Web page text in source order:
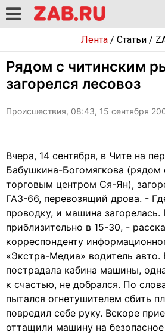
Лента/ Статьи/
Рядом с читинским
загорелся лесовоз
Происшествия, 08:43, 15 сентября
Вчера, 14 сентября, в Чите на
Бабушкина-Богомягкова
торговым центром Ся-Ян),
ГАЗ-66, перевозящий дрова. -
проводку, и машина
приблизительно в 15-30, -
корреспонденту
«Экстра-Медиа» водитель авто.
пострадала кабина машины,
к счастью, не добрался. По
пытался огнетушителем сбить
повредил себе руку. Вскоре
оттащили машину на